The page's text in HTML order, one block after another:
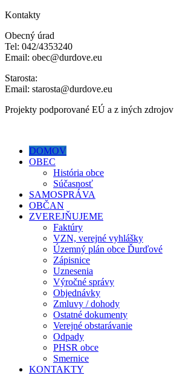
Kontakty
Obecný úrad
Tel: 042/4353240
Email: obec@durdove.eu
Starosta:
Email: starosta@durdove.eu
Projekty podporované EÚ a z iných zdrojov
DOMOV
OBEC
História obce
Súčasnosť
SAMOSPRÁVA
OBČAN
ZVEREJŇUJEME
Faktúry
VZN, verejné vyhlášky
Územný plán obce Ďurďové
Zápisnice
Uznesenia
Výročné správy
Objednávky
Zmluvy / dohody
Ostatné dokumenty
Verejné obstarávanie
Odpady
PHSR obce
Smernice
KONTAKTY